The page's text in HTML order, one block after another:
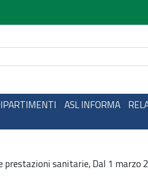
ASL INFORMA
prestazioni sanitarie, Dal 1 marzo